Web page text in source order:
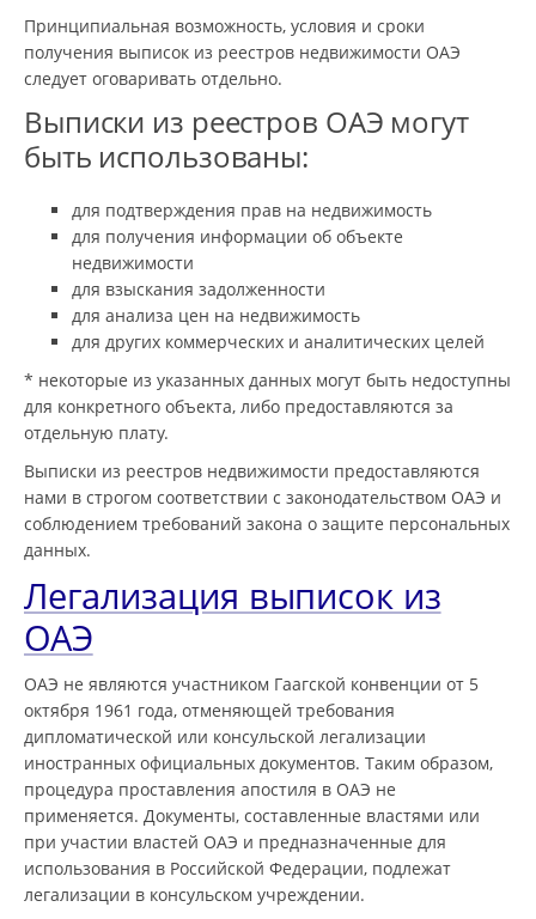
Принципиальная возможность, условия и сроки
получения выписок из реестров недвижимости ОАЭ
следует оговаривать отдельно.
Выписки из реестров ОАЭ могут
быть использованы:
для подтверждения прав на недвижимость
для получения информации об объекте
недвижимости
для взыскания задолженности
для анализа цен на недвижимость
для других коммерческих и аналитических целей
* некоторые из указанных данных могут быть недоступны
для конкретного объекта, либо предоставляются за
отдельную плату.
Выписки из реестров недвижимости предоставляются
нами в строгом соответствии с законодательством ОАЭ и
соблюдением требований закона о защите персональных
данных.
Легализация выписок из
ОАЭ
ОАЭ не являются участником Гаагской конвенции от 5
октября 1961 года, отменяющей требования
дипломатической или консульской легализации
иностранных официальных документов. Таким образом,
процедура проставления апостиля в ОАЭ не
применяется. Документы, составленные властями или
при участии властей ОАЭ и предназначенные для
использования в Российской Федерации, подлежат
легализации в консульском учреждении.